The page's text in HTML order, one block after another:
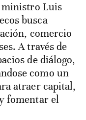
busca
comercio
A través de
de diálogo,
como un
atraer capital,
fomentar el